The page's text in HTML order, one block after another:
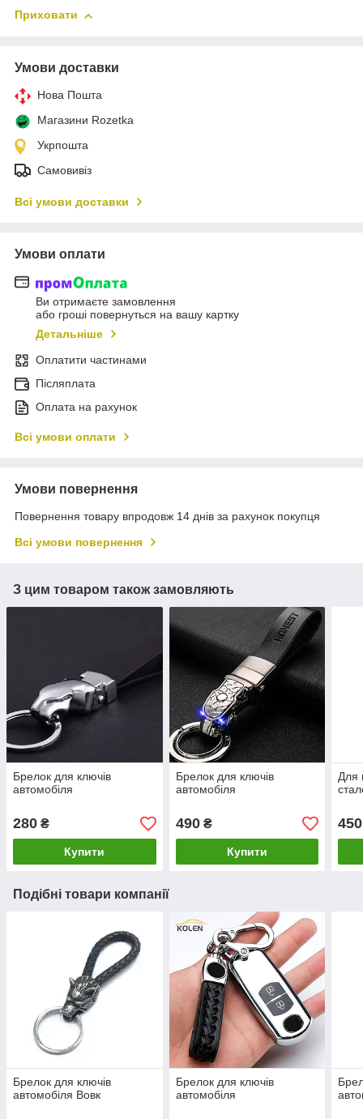
Приховати
Умови доставки
Нова Пошта
Магазини Rozetka
Укрпошта
Самовивіз
Всі умови доставки
Умови оплати
Ви отримаєте замовлення
або гроші повернуться на вашу картку
Детальніше
Оплатити частинами
Післяплата
Оплата на рахунок
Всі умови оплати
Умови повернення
Повернення товару впродовж 14 днів за рахунок покупця
Всі умови повернення
З цим товаром також замовляють
Брелок для ключів
автомобіля
280 ₴
Купити
Брелок для ключів
автомобіля
490₴
Купити
Для
450
Подібні товари компанії
Брелок для ключів
автомобіля Вовк
Брелок для ключів
автомобіля